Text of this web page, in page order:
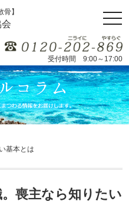
】
受付時間 9:00～17:00
基本とは
喪主なら知りたい